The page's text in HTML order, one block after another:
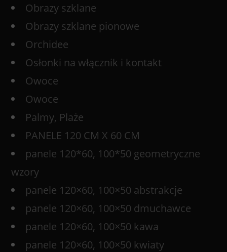
Obrazy szklane
Obrazy szklane pionowe
Orchidee
Osłonki na włącznik i kontakt
Owoce
Owoce
Palmy, Plaże
PANELE 120 CM X 60 CM
panele 120*60, 100*50 geometryczne
wzory
panele 120×60, 100×50 abstrakcje
panele 120×60, 100×50 dmuchawce
panele 120×60, 100×50 kawa
panele 120×60, 100×50 kwiaty